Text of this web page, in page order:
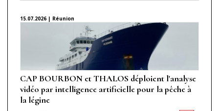
15.07.2026 | Réunion
CAP BOURBON et THALOS déploient l'analyse
vidéo par intelligence artificielle pour la pêche à
la légine